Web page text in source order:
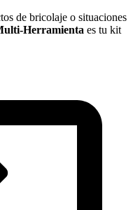
de bricolaje o situaciones
Herramienta es tu kit